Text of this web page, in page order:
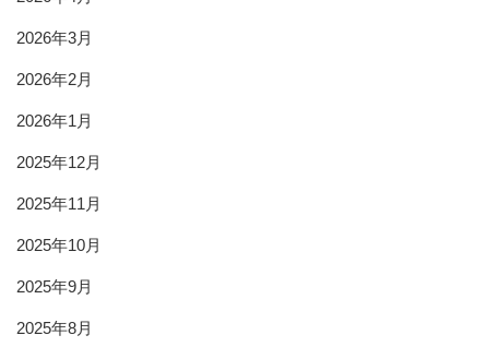
2026年3月
2026年2月
2026年1月
2025年12月
2025年11月
2025年10月
2025年9月
2025年8月